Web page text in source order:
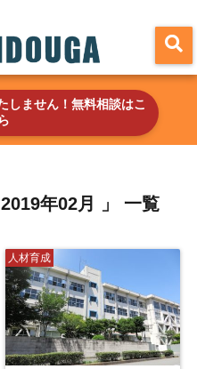
しません！無料相談はこ
年02月 」 一覧
人材育成